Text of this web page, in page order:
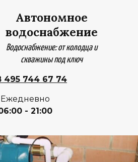
Автономное
водоснабжение
Водоснабжение: от колодца и
скважины под ключ
744 67 74
Ежедневно
- 21:00